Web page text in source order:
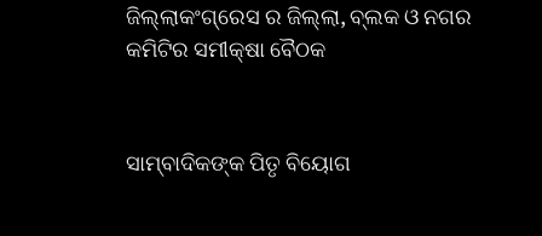
ଜିଲ୍ଲାକଂଗ୍ରେସ ର ଜିଲ୍ଲା, ବ୍ଲକ ଓ ନଗର
କମିଟିର ସମୀକ୍ଷା ବୈଠକ
ସାମ୍ବାଦିକଙ୍କ ପିତୃ ବିୟୋଗ